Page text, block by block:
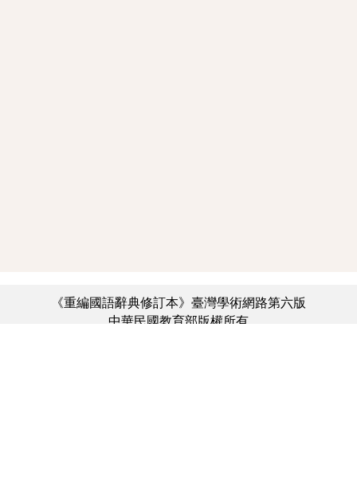
《重編國語辭典修訂本》臺灣學術網路第六版
中華民國教育部版權所有